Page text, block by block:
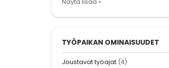
TYÖPAIKAN OMINAISUUDET
Joustavat työajat (4)